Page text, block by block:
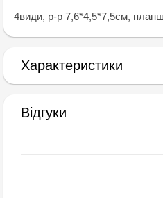
4види, р-р 7,6*4,5*7,5см,
Характеристики
Відгуки